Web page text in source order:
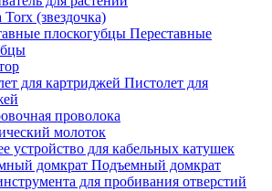
Torx (звездочка)
Переставные
Пистолет для
проволока
молоток
устройство для кабельных катушек
Подъемный домкрат
для пробивания отверстий